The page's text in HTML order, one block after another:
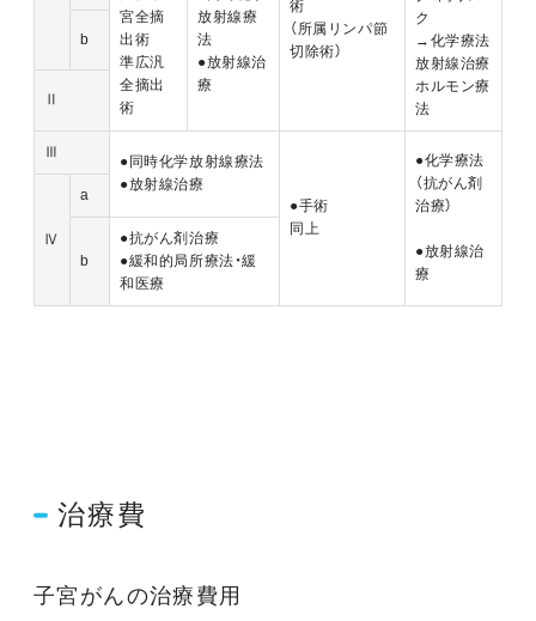
術
（所属リンパ節
切除術）
ク
→化学療法
放射線治療
ホルモン療
法
宮全摘
出術
準広汎
全摘出
術
放射線療
法
●放射線治
療
b
Ⅱ
Ⅲ
●同時化学放射線療法
●放射線治療
●手術
同上
●化学療法
（抗がん剤
治療）
●放射線治
療
Ⅳ
a
b
●抗がん剤治療
●緩和的局所療法・緩
和医療
治療費
子宮がんの治療費用